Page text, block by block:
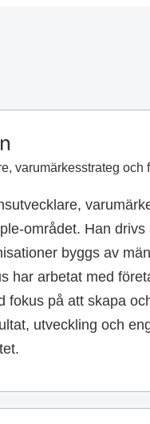
varumärkesstrateg och
området. Han
byggs av
har arbetat med
fokus på att skapa
utveckling och